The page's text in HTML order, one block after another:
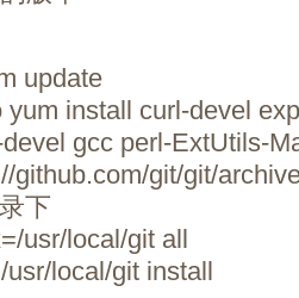
update
install curl-devel
gcc perl-ExtUtils-
github.com/git/git/
下
usr/local/git all
local/git install